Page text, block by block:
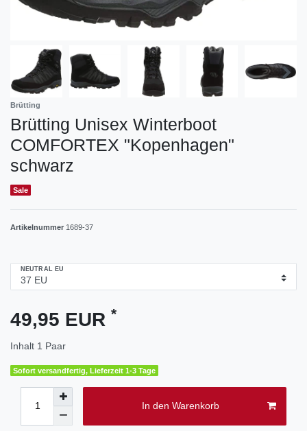
Brütting
Brütting Unisex Winterboot
COMFORTEX "Kopenhagen"
schwarz
Sale
Artikelnummer 1689-37
NEUTRAL EU
49,95 EUR *
Inhalt 1 Paar
Sofort versandfertig, Lieferzeit 1-3 Tage
In den Warenkorb